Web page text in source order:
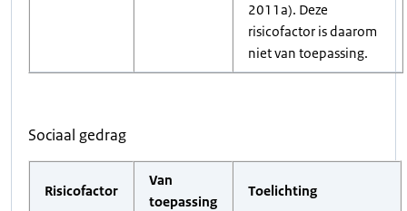
2011a). Deze
risicofactor is daarom
niet van toepassing.
Sociaal gedrag
Risicofactor
Van
toepassing
Toelichting